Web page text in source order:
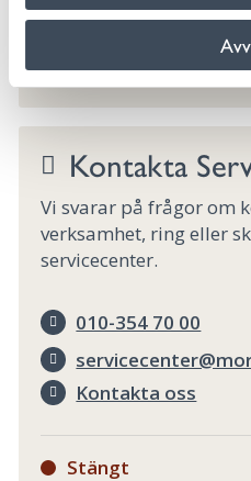
Kontakta
Vi svarar på frågor om
verksamhet, ring eller
servicecenter.
010-354 70 00
Kontakta oss
Stängt